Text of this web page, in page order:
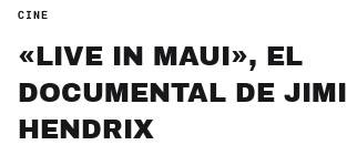
CINE
«LIVE IN MAUI», EL
DOCUMENTAL DE JIMI
HENDRIX